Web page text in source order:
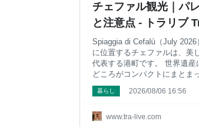
チェファル観光｜パ
と注意点 - トラリブ
www.tra-live.com
Spiaggia di Cefalù（July
に位置するチェファルは、美
代表する港町です。 世界遺
どころがコンパクトにまとま
から、多くの旅行者に人気が
レルモ滞在中に日帰りで訪れ
初予定していた観光スポット
暮らし 2026/08/06 16:56